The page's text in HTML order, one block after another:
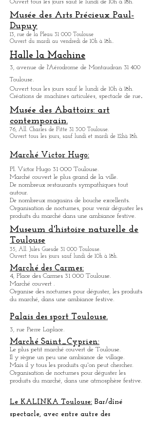
l'Aeropostal.
Histoire de l'aviateur Saint-
Exupéry
6, rue Jacqueline Auriol 31 400 Toulouse.
Musée des Arts Précieux Paul-
Dupuy
13, rue de la Pleau 31 000 Toulouse
Ouvert du mardi au vendredi de 10h à 18h.
Halle la Machine
3, avenue de l'Aérodrome de Montaudran 31 400
Toulouse.
Ouvert tous les jours sauf le lundi de 10h à 18h.
Créations de machines articulées, spectacle de rue
Musée des Abattoirs: art
contemporain.
76, All. Charles de Fitte 31 300 Toulouse.
Ouvert tous les jours, sauf lundi et mardi de 12hà 18h.
Marché Victor Hugo:
Pl. Victor Hugo 31 000 Toulouse.
Marché couvert le plus grand de la ville.
De nombreux restaurants sympathiques
tout
autour.
De nombreux magasins de bouche excellents.
Organisation de nocturnes, pour venir déguster les
produits du marché dans une ambiance festive.
Museum d'histoire naturelle de
Toulouse
35, All. Jules Guesde 31 000 Toulouse.
Ouvert tous les jours sauf lundi de 10h à 18h.
Marché des Carmes:
4, Place des Carmes 31 000 Toulouse.
Marché couvert .
Organise des nocturnes pour déguster, les produits
du marché, dans une ambiance festive.
Palais des sport Toulouse.
3, rue Pierre Laplace.
Marché Saint_Cypri
Il y règne un peu une ambiancedevillage.
Mais il y tous les produits qu'on peut chercher.
Organisation de nocturnes pour déguster les